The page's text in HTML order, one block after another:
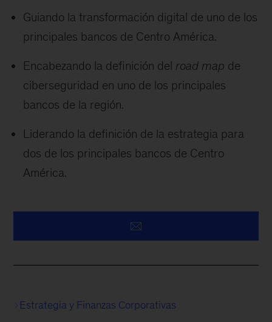
Guiando la transformación digital de uno de los
principales bancos de Centro América.
Encabezando la definición del road map de
ciberseguridad en uno de los principales
bancos de la región.
Liderando la definición de la estrategia para
dos de los principales bancos de Centro
América.
Estrategia y Finanzas Corporativas